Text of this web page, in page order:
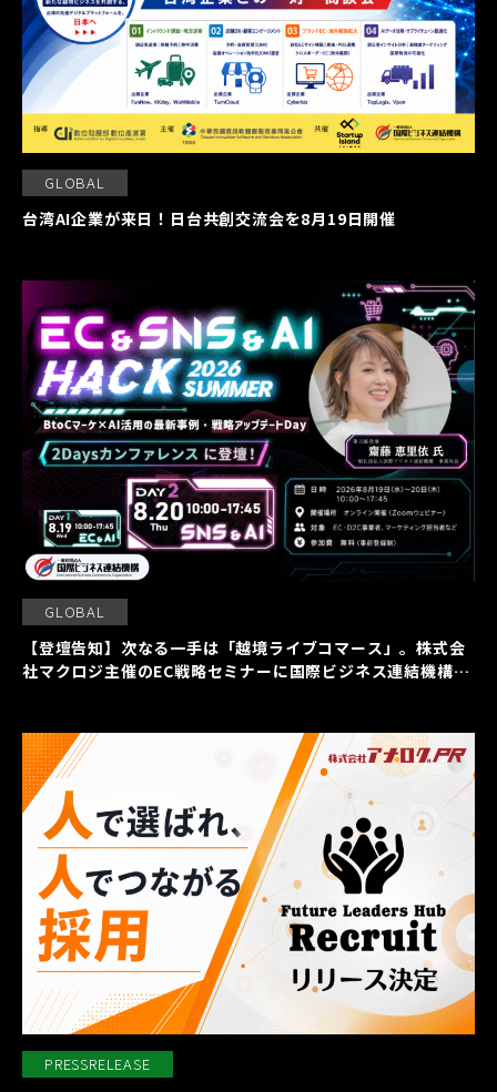
GLOBAL
台湾AI企業が来日！日台共創交流会を8月19日開催
GLOBAL
【登壇告知】次なる一手は「越境ライブコマース」。株式会
社マクロジ主催のEC戦略セミナーに国際ビジネス連結機構の
PRESSRELEASE